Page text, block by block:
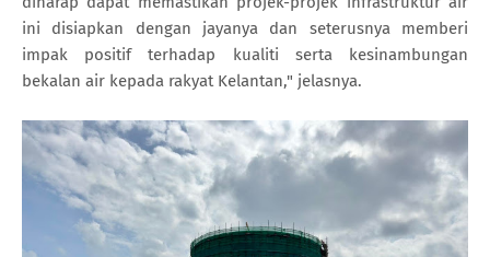
ini disiapkan dengan jayanya dan seterusnya memberi
impak positif terhadap kualiti serta kesinambungan
bekalan air kepada rakyat Kelantan," jelasnya.